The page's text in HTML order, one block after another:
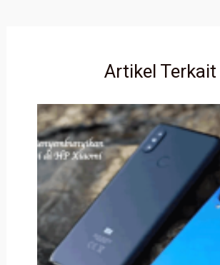
Artikel Terkait